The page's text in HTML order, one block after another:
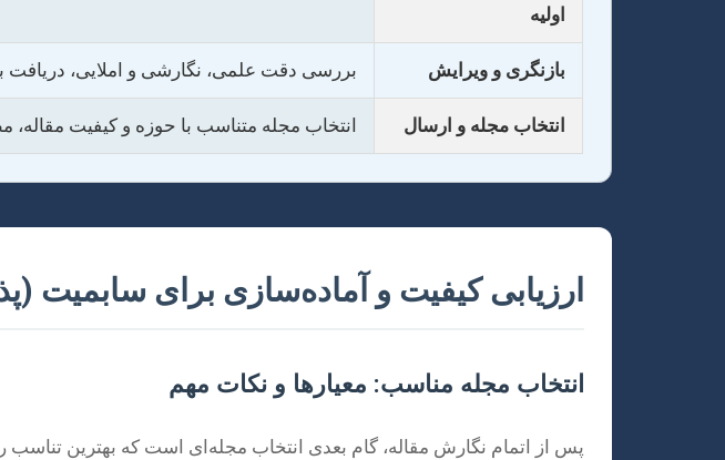
اولیه
بازنگری و ویرایش بررسی دقت علمی، نگارشی و املایی، دریافت
انتخاب مجله و ارسال انتخاب مجله متناسب با حوزه و کیفیت مقاله،
ارزیابی کیفیت و آماده‌سازی برای سابمیت
انتخاب مجله مناسب: معیارها و نکات مهم
پس از اتمام نگارش مقاله، گام بعدی انتخاب مجله‌ای است که بهترین تناسب